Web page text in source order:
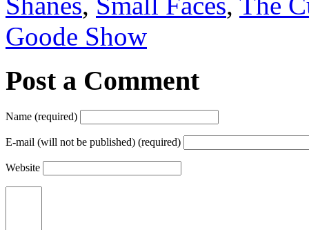
Goode Show
Post a Comment
Name (required)
E-mail (will not be published) (required)
Website